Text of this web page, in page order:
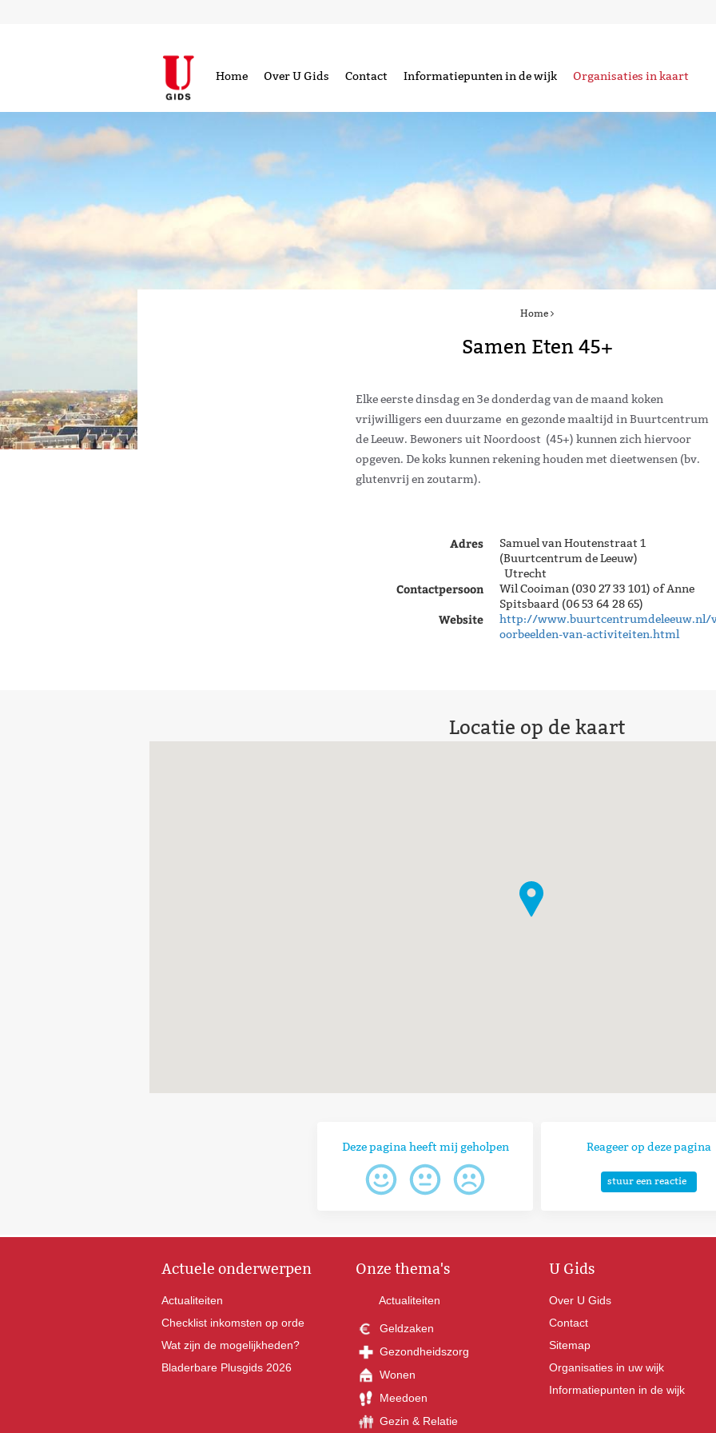
Home Over U Gids Contact Informatiepunten in de wijk Organisaties in kaart
Home
Samen Eten 45+
Elke eerste dinsdag en 3e donderdag van de maand koken
vrijwilligers een duurzame en gezonde maaltijd in Buurtcentrum
de Leeuw. Bewoners uit Noordoost (45+) kunnen zich hiervoor
opgeven. De koks kunnen rekening houden met dieetwensen (bv.
glutenvrij en zoutarm).
Adres
Samuel van Houtenstraat 1
(Buurtcentrum de Leeuw)
Utrecht
Contactpersoon
Wil Cooiman (030 27 33 101) of Anne
Spitsbaard (06 53 64 28 65)
Website
http://www.buurtcentrumdeleeuw.nl/
oorbeelden-van-activiteiten.html
Locatie op de kaart
Deze pagina heeft mij geholpen Reageer op deze pagina
stuur een reactie
Actuele onderwerpen
Actualiteiten
Checklist inkomsten op orde
Wat zijn de mogelijkheden?
Bladerbare Plusgids 2026
Onze thema's
Actualiteiten
Geldzaken
Gezondheidszorg
Wonen
Meedoen
Gezin & Relatie
U Gids
Over U Gids
Contact
Sitemap
Organisaties in uw wijk
Informatiepunten in de wijk